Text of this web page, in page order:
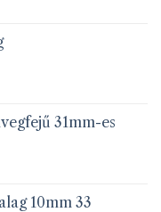
31mm-es
10mm 33